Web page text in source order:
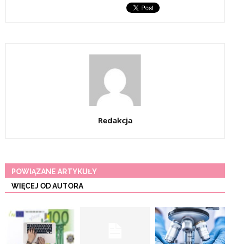
Redakcja
POWIĄZANE ARTYKUŁY
WIĘCEJ OD AUTORA